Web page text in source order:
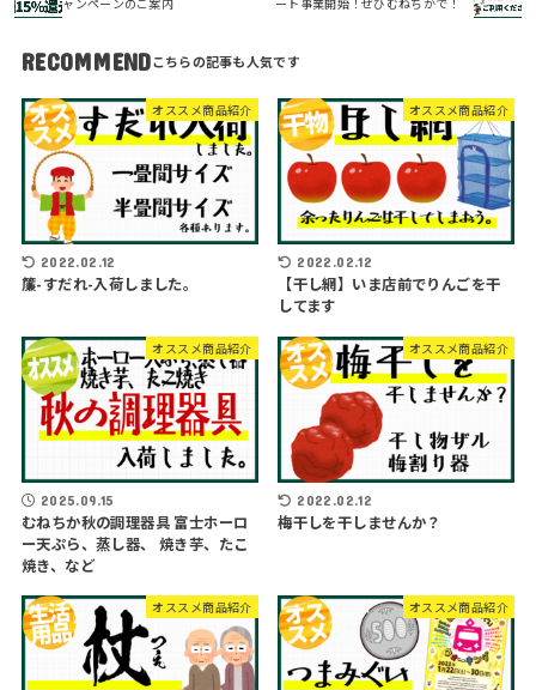
RECOMMEND
オススメ商品紹介
2022.02.12
簾-すだれ-入荷しました。
オススメ商品紹介
2022.02.12
【干し網】いま店前でりんごを干
してます
オススメ商品紹介
2025.09.15
むねちか秋の調理器具 富士ホーロ
ー天ぷら、蒸し器、 焼き芋、たこ
焼き、など
オススメ商品紹介
2022.02.12
梅干しを干しませんか？
オススメ商品紹介 オススメ商品紹介